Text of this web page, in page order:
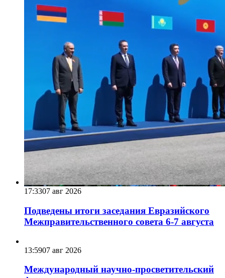
17:3307 авг 2026
Подведены итоги заседания Евразийского
Межправительственного совета 6-7 августа
13:5907 авг 2026
Международный научно-просветительский